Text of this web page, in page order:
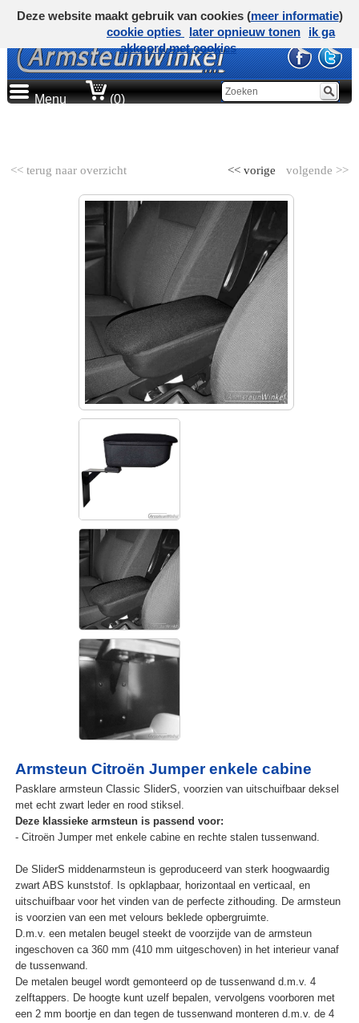
Menu (0)
<< terug naar overzicht volgende >>
<< vorige
Armsteun Citroën Jumper enkele cabine
Pasklare armsteun Classic SliderS, voorzien van uitschuifbaar deksel
met echt zwart leder en rood stiksel.
Deze klassieke armsteun is passend voor:
- Citroën Jumper met enkele cabine en rechte stalen tussenwand.
De SliderS middenarmsteun is geproduceerd van sterk hoogwaardig
zwart ABS kunststof. Is opklapbaar, horizontaal en verticaal, en
uitschuifbaar voor het vinden van de perfecte zithouding. De armsteun
is voorzien van een met velours beklede opbergruimte.
D.m.v. een metalen beugel steekt de voorzijde van de armsteun
ingeschoven ca 360 mm (410 mm uitgeschoven) in het interieur vanaf
de tussenwand.
De metalen beugel wordt gemonteerd op de tussenwand d.m.v. 4
zelftappers. De hoogte kunt uzelf bepalen, vervolgens voorboren met
een 2 mm boortje en dan tegen de tussenwand monteren d.m.v. de 4
Deze website maakt gebruik van cookies (meer informatie)
cookie opties
later opnieuw tonen
ik ga
akkoord met cookies